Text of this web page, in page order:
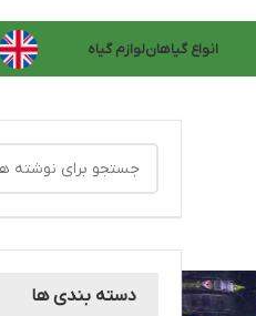
لوازم گیاه
دسته بندی ها